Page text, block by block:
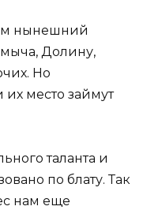
нынешний
Долину,
Но
их место займут
таланта и
по блату. Так
нам еще